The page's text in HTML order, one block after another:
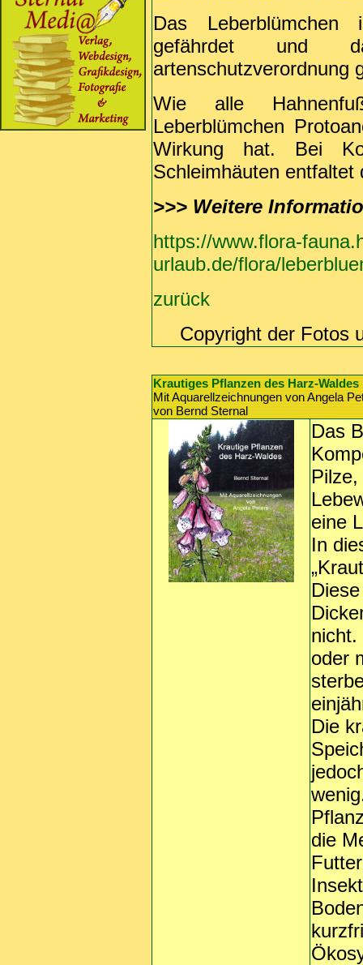
Das
gefährdet und
artenschutzverordnung
Wie alle
Leberblümchen
Wirkung hat. Bei
Schleimhäuten
>>> Weitere
https://www.flora-
urlaub.de/flora/
zurück
Copyright der Fotos
Krautiges Pflanzen des Harz-Waldes
Mit Aquarellzeichnungen von Angela
von Bernd Sternal
Das
eine
In
nicht.
oder
Die
die